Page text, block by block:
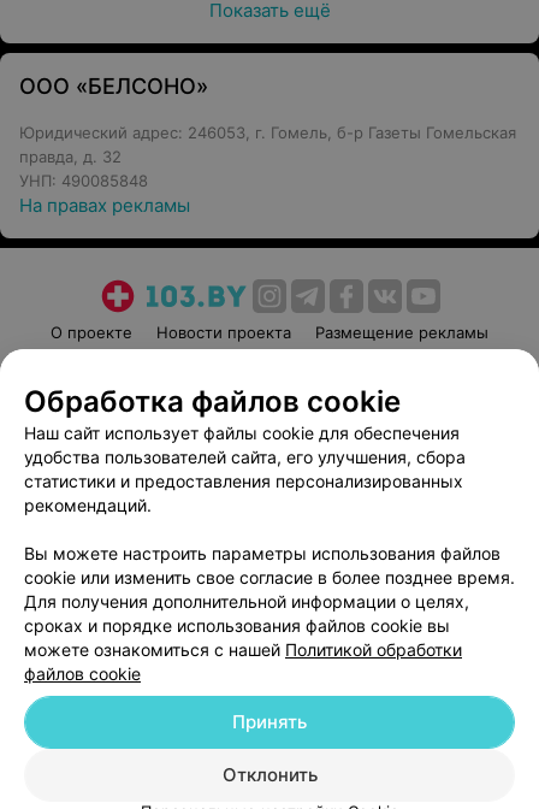
Показать ещё
ООО «БЕЛСОНО»
Юридический адрес: 246053, г. Гомель, б-р Газеты Гомельская
правда, д. 32
УНП: 490085848
На правах рекламы
О проекте Новости проекта
Размещение рекламы
Пользовательское соглашение
Способы оплаты
Вакансии
Партнеры
Написать руководителю 103.by
Обработка персональных данных
© 2026 ООО «Артокс Лаб», УНП 191700409
| 220012, Республика Беларусь,
Служба поддержки +375 291212755
Обработка файлов cookie
Наш сайт использует файлы cookie для обеспечения
удобства пользователей сайта, его улучшения, сбора
статистики и предоставления персонализированных
рекомендаций.
Вы можете настроить параметры использования файлов
cookie или изменить свое согласие в более позднее время.
Для получения дополнительной информации о целях,
сроках и порядке использования файлов cookie вы
можете ознакомиться с нашей Политикой обработки
файлов cookie
Отклонить
Принять